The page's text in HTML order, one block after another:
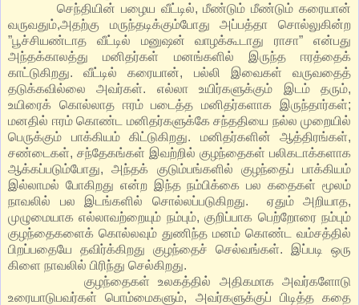
செந்தியின் பழைய வீட்டில், மீண்டும் மீண்டும் கரையான்
வருவதும்,அதற்கு மருந்தடிக்கும்போது அப்பத்தா சொல்லுகின்ற
”பூச்சியண்டாத வீட்டில் மனுஷன் வாழக்கூடாது ராசா” என்பது
அந்தக்காலத்து மனிதர்கள் மனங்களில் இருந்த ஈரத்தைக்
காட்டுகிறது. வீட்டில் கரையான், பல்லி இவைகள் வருவதைத்
தடுக்கவில்லை அவர்கள். எல்லா உயிர்களுக்கும் இடம் தரும்,
உயிரைக் கொல்லாத ஈரம் படைத்த மனிதர்களாக இருந்தார்கள்;
மனதில் ஈரம் கொண்ட மனிதர்களுக்கே சந்ததியை நல்ல முறையில்
பெருக்கும் பாக்கியம் கிட்டுகிறது. மனிதர்களின் ஆத்திரங்கள்,
சண்டைகள், சந்தேகங்கள் இவற்றில் குழந்தைகள் பலிகடாக்களாக
ஆக்கப்படும்போது, அந்தக் குடும்பங்களில் குழந்தைப் பாக்கியம்
இல்லாமல் போகிறது என்ற இந்த நம்பிக்கை பல கதைகள் மூலம்
நாவலில் பல இடங்களில் சொல்லப்படுகிறது. ஏதும் அறியாத,
முழுமையாக எல்லாவற்றையும் நம்பும், குறிப்பாக பெற்றோரை நம்பும்
குழந்தைகளைக் கொல்லவும் துணிந்த மனம் கொண்ட வம்சத்தில்
பிறப்பதையே தவிர்க்கிறது குழந்தைச் செல்வங்கள். இப்படி ஒரு
கிளை நாவலில் பிரிந்து செல்கிறது.
குழந்தைகள் உலகத்தில் அதிகமாக அவர்களோடு
உரையாடுபவர்கள் பொம்மைகளும், அவர்களுக்குப் பிடித்த கதை